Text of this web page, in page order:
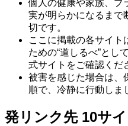
個人の健康や家族、プ
実が明らかになるまで
切です。
ここに掲載の各サイト
ための“道しるべ”とし
式サイトをご確認くだ
被害を感じた場合は
順で、冷静に行動しま
発リンク先 10サイ